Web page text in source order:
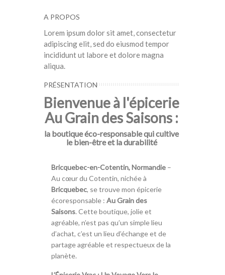
A PROPOS
Lorem ipsum dolor sit amet, consectetur
adipiscing elit, sed do eiusmod tempor
incididunt ut labore et dolore magna
aliqua.
PRÉSENTATION
Bienvenue à l'épicerie
Au Grain des Saisons :
la boutique éco-responsable qui cultive
le bien-être et la durabilité
Bricquebec-en-Cotentin, Normandie –
Au cœur du Cotentin, nichée à
Bricquebec, se trouve mon épicerie
écoresponsable : Au Grain des
Saisons. Cette boutique, jolie et
agréable, n’est pas qu’un simple lieu
d’achat, c’est un lieu d’échange et de
partage agréable et respectueux de la
planète.